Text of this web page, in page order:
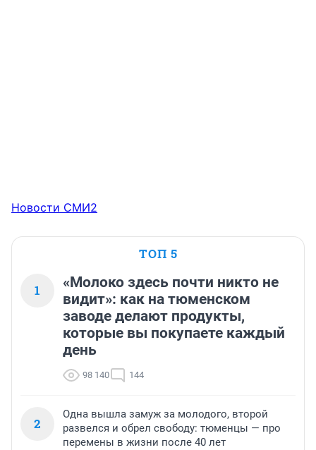
Новости СМИ2
ТОП 5
1
«Молоко здесь почти никто не
видит»: как на тюменском
заводе делают продукты,
которые вы покупаете каждый
день
98 140 144
2
Одна вышла замуж за молодого, второй
развелся и обрел свободу: тюменцы — про
перемены в жизни после 40 лет